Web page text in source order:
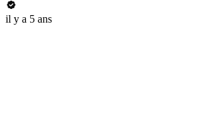
il y a 5 ans